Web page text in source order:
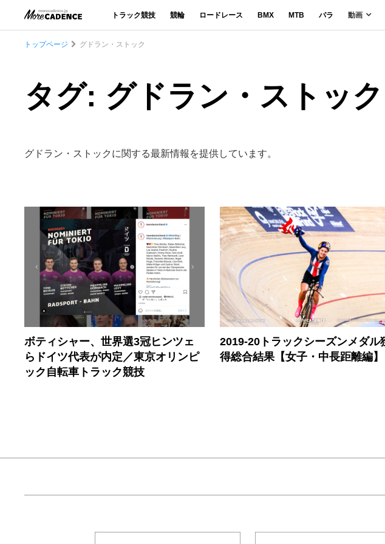
トラック競技 競輪 ロードレース BMX MTB パラ 動画
トップページ グドラン・ストック
タグ: グドラン・ストック
グドラン・ストックに関する最新情報を提供しています。
ボティシャー、世界選3冠ヒンツェ
らドイツ代表が内定／東京オリンピ
ック自転車トラック競技
2019-20トラックシーズンメダル
得総合結果【女子・中長距離編】